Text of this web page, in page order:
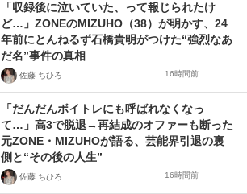
「収録後に泣いていた、って報じられたけ
ど…」ZONEのMIZUHO（38）が明かす、24
年前にとんねるず石橋貴明がつけた“強烈なあ
だ名”事件の真相
佐藤 ちひろ 16時間前
「だんだんボイトレにも呼ばれなくなっ
て…」高3で脱退→再結成のオファーも断った
元ZONE・MIZUHOが語る、芸能界引退の裏
側と“その後の人生”
佐藤 ちひろ 16時間前